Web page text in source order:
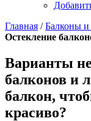
Главная /Балконы
Остекление
Варианты
балконов и
балкон,
красиво?